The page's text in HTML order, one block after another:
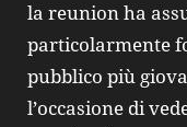
la reunion ha
particolarmente
pubblico più
l’occasione di